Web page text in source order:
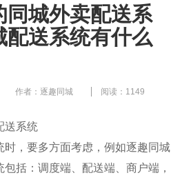
同城外卖配送系
配送系统有什么
作者：逐趣同城 阅读：1149
送系统
时，要多方面考虑，例如逐趣同城
括：调度端、配送端、商户端，